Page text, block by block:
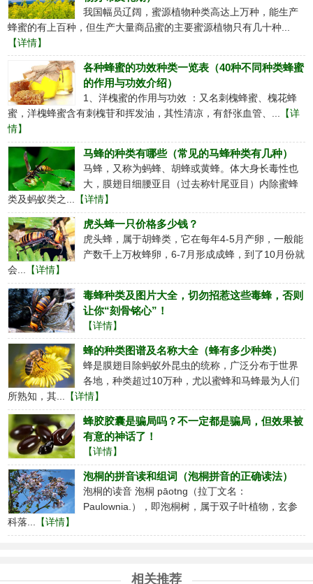
我国幅员辽阔，蜜源植物种类高达上万种，能生产
蜂蜜的有上百种，但生产大量商品蜜的主要蜜源植物只有几十种...
【详情】
各种蜂蜜的功效种类一览表（40种不同种类蜂蜜
的作用与功效介绍）
1、洋槐蜜的作用与功效 ：又名刺槐蜂蜜、槐花蜂
蜜，洋槐蜂蜜含有刺槐苷和挥发油，其性清凉，有舒张血管、...
【详
情】
马蜂的种类有哪些（常见的马蜂种类有几种）
马蜂，又称为蚂蜂、胡蜂或黄蜂。体大身长毒性也
大，膜翅目细腰亚目（过去称针尾亚目）内除蜜蜂
类及蚂蚁类之... 【详情】
虎头蜂一只价格多少钱？
虎头蜂，属于胡蜂类，它在每年4-5月产卵，一般能
产数千上万枚蜂卵，6-7月形成成蜂，到了10月份就
会... 【详情】
毒蜂种类及图片大全，切勿招惹这些毒蜂，否则
让你“刻骨铭心”！
【详情】
蜂的种类图谱及名称大全（蜂有多少种类）
蜂是膜翅目除蚂蚁外昆虫的统称，广泛分布于世界
各地，种类超过10万种，尤以蜜蜂和马蜂最为人们
所熟知，其...
【详情】
蜂胶胶囊是骗局吗？不一定都是骗局，但效果被
有意的神话了！
【详情】
泡桐的拼音读和组词（泡桐拼音的正确读法）
泡桐的读音 泡桐 pāotng（拉丁文名：
Paulownia.），即泡桐树，属于双子叶植物，玄参
科落... 【详情】
相关推荐